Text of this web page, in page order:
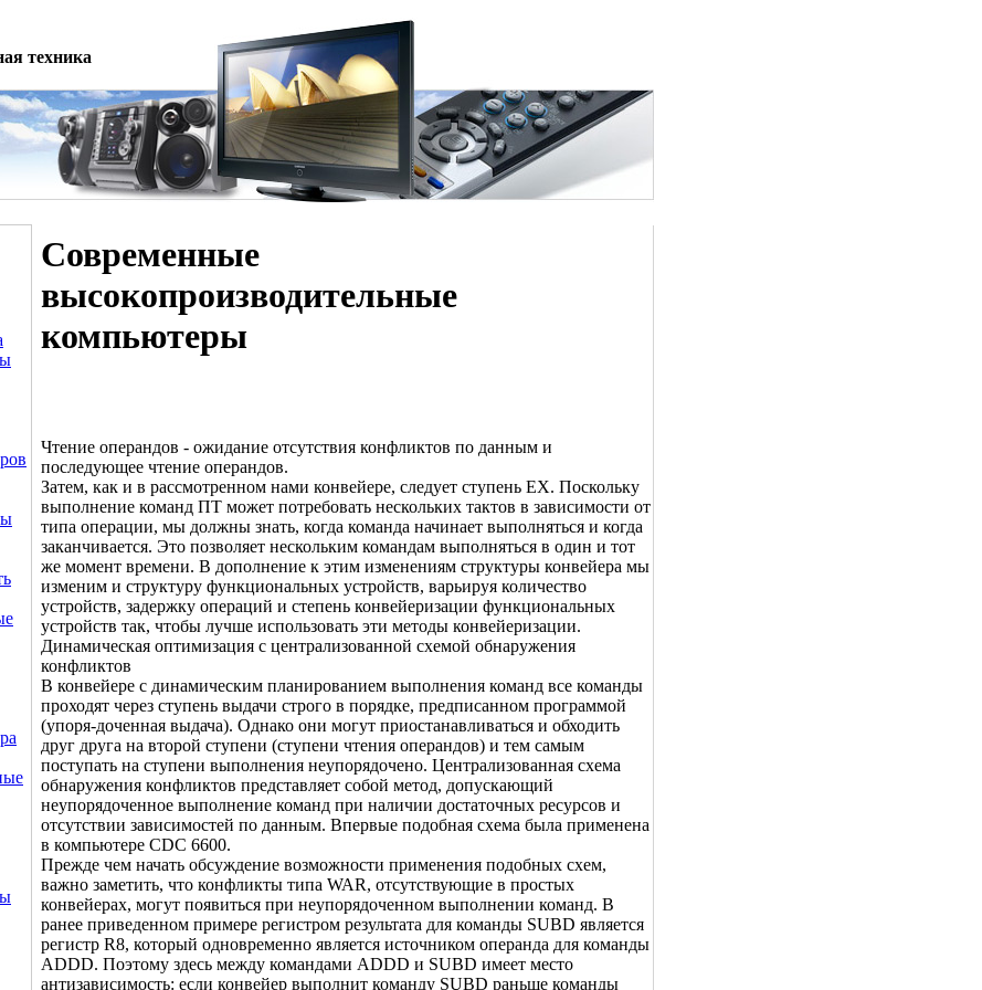
техника
Современные
высокопроизводительные
компьютеры
Чтение операндов - ожидание отсутствия конфликтов по данным и
последующее чтение операндов.
Затем, как и в рассмотренном нами конвейере, следует ступень EX. Поскольку
выполнение команд ПТ может потребовать нескольких тактов в зависимости от
типа операции, мы должны знать, когда команда начинает выполняться и когда
заканчивается. Это позволяет нескольким командам выполняться в один и тот
же момент времени. В дополнение к этим изменениям структуры конвейера мы
изменим и структуру функциональных устройств, варьируя количество
устройств, задержку операций и степень конвейеризации функциональных
устройств так, чтобы лучше использовать эти методы конвейеризации.
Динамическая оптимизация с централизованной схемой обнаружения
конфликтов
В конвейере с динамическим планированием выполнения команд все команды
проходят через ступень выдачи строго в порядке, предписанном программой
(упоря-доченная выдача). Однако они могут приостанавливаться и обходить
друг друга на второй ступени (ступени чтения операндов) и тем самым
поступать на ступени выполнения неупорядочено. Централизованная схема
обнаружения конфликтов представляет собой метод, допускающий
неупорядоченное выполнение команд при наличии достаточных ресурсов и
отсутствии зависимостей по данным. Впервые подобная схема была применена
в компьютере CDC 6600.
Прежде чем начать обсуждение возможности применения подобных схем,
важно заметить, что конфликты типа WAR, отсутствующие в простых
конвейерах, могут появиться при неупорядоченном выполнении команд. В
ранее приведенном примере регистром результата для команды SUBD является
регистр R8, который одновременно является источником операнда для команды
ADDD. Поэтому здесь между командами ADDD и SUBD имеет место
антизависимость: если конвейер выполнит команду SUBD раньше команды